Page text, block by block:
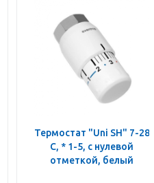
Термостат "Uni SH" 7-28
C, * 1-5, с нулевой
отметкой, белый